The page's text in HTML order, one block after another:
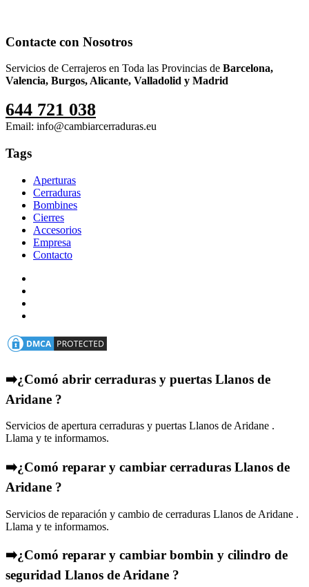
Contacte con Nosotros
Servicios de Cerrajeros en Toda las Provincias de Barcelona,
Valencia, Burgos, Alicante, Valladolid y Madrid
644 721 038
Email: info@cambiarcerraduras.eu
Tags
Aperturas
Cerraduras
Bombines
Cierres
Accesorios
Empresa
Contacto
➡️¿Comó abrir cerraduras y puertas Llanos de
Aridane ?
Servicios de apertura cerraduras y puertas Llanos de Aridane .
Llama y te informamos.
➡️¿Comó reparar y cambiar cerraduras Llanos de
Aridane ?
Servicios de reparación y cambio de cerraduras Llanos de Aridane .
Llama y te informamos.
➡️¿Comó reparar y cambiar bombin y cilindro de
seguridad Llanos de Aridane ?